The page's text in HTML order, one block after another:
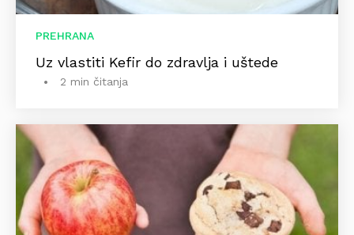
PREHRANA
Uz vlastiti Kefir do zdravlja i uštede
2 min čitanja